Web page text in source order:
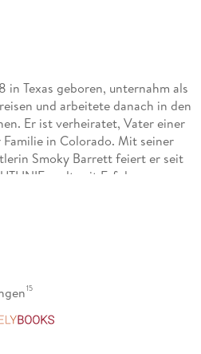
in Texas geboren, unternahm als
und arbeitete danach in den
Er ist verheiratet, Vater einer
in Colorado. Mit seiner
Smoky Barrett feiert er seit
weltweit Erfolge.
15